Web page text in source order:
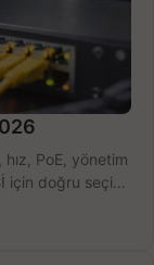
PoE, yönetim
için doğru seçimi